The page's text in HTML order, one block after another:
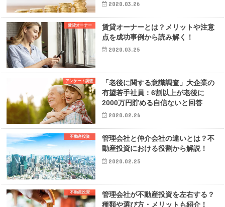
2020.03.26
賃貸オーナー
賃貸オーナーとは？メリットや注意
点を成功事例から読み解く！
2020.03.25
アンケート調査
「老後に関する意識調査」大企業の
有望若手社員：6割以上が老後に
2000万円貯める自信ないと回答
2020.02.26
不動産投資
管理会社と仲介会社の違いとは？不
動産投資における役割から解説！
2020.02.25
不動産投資
管理会社が不動産投資を左右する？
種類や選び方・メリットも紹介！